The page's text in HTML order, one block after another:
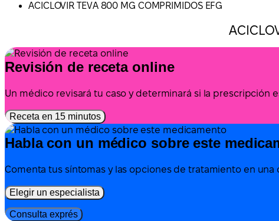
ACICLOVIR TEVA 800 MG COMPRIMIDOS EFG
Revisión de receta online
Un médico revisará tu caso y determinará si la prescripción
Receta en 15 minutos
Habla con un médico sobre este
Comenta tus síntomas y las opciones de tratamiento en una
Elegir un especialista
Consulta exprés